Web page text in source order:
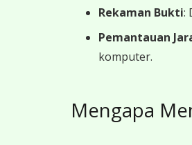
Rekaman Bukti:
Pemantauan
komputer.
Mengapa